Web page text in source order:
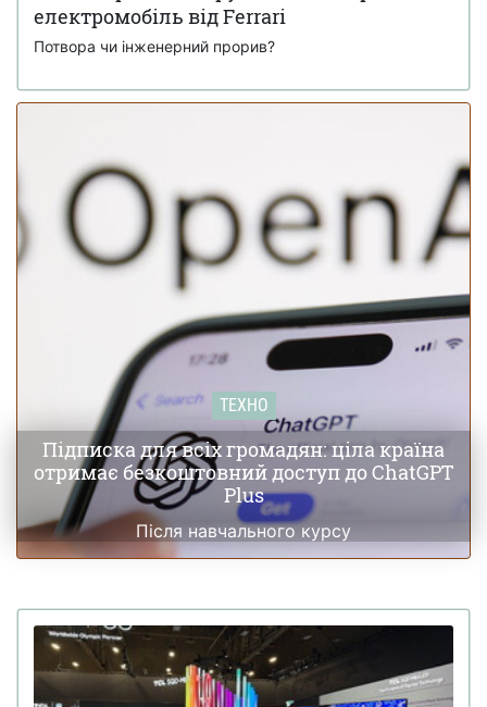
електромобіль від Ferrari
Потвора чи інженерний прорив?
ТЕХНО
Підписка для всіх громадян: ціла країна
отримає безкоштовний доступ до ChatGPT
Plus
Після навчального курсу